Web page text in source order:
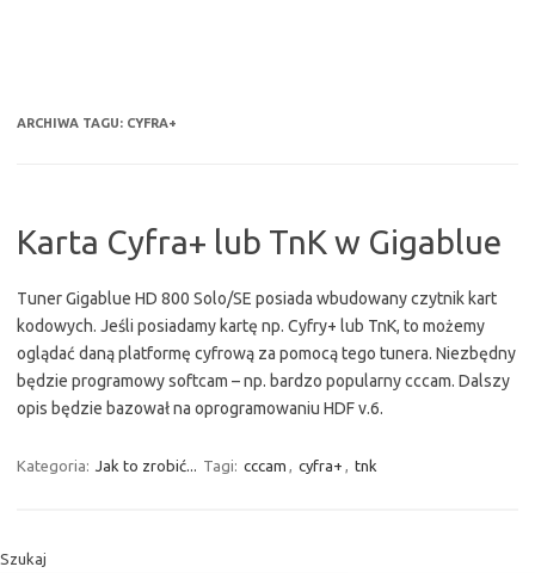
ARCHIWA TAGU: CYFRA+
Karta Cyfra+ lub TnK w Gigablue
Tuner Gigablue HD 800 Solo/SE posiada wbudowany czytnik kart
kodowych. Jeśli posiadamy kartę np. Cyfry+ lub TnK, to możemy
oglądać daną platformę cyfrową za pomocą tego tunera. Niezbędny
będzie programowy softcam – np. bardzo popularny cccam. Dalszy
opis będzie bazował na oprogramowaniu HDF v.6.
Kategoria: Jak to zrobić... Tagi: cccam , cyfra+ , tnk
Szukaj